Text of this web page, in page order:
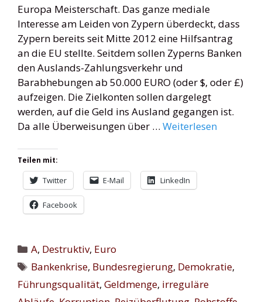
Europa Meisterschaft. Das ganze mediale
Interesse am Leiden von Zypern überdeckt, dass
Zypern bereits seit Mitte 2012 eine Hilfsantrag
an die EU stellte. Seitdem sollen Zyperns Banken
den Auslands-Zahlungsverkehr und
Barabhebungen ab 50.000 EURO (oder $, oder £)
aufzeigen. Die Zielkonten sollen dargelegt
werden, auf die Geld ins Ausland gegangen ist.
Da alle Überweisungen über … Weiterlesen
Teilen mit:
Twitter E-Mail LinkedIn
Facebook
Kategorien
A, Destruktiv, Euro
Schlagwörter
Bankenkrise, Bundesregierung, Demokratie,
Führungsqualität, Geldmenge, irreguläre